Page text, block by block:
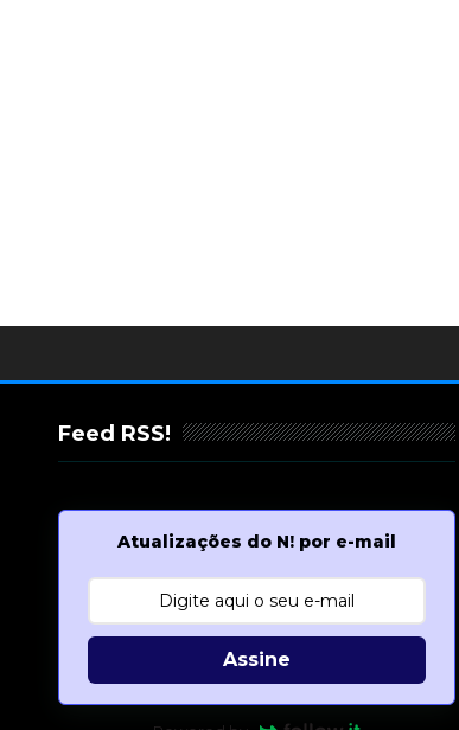
Feed RSS!
Atualizações do N! por e-mail
Assine